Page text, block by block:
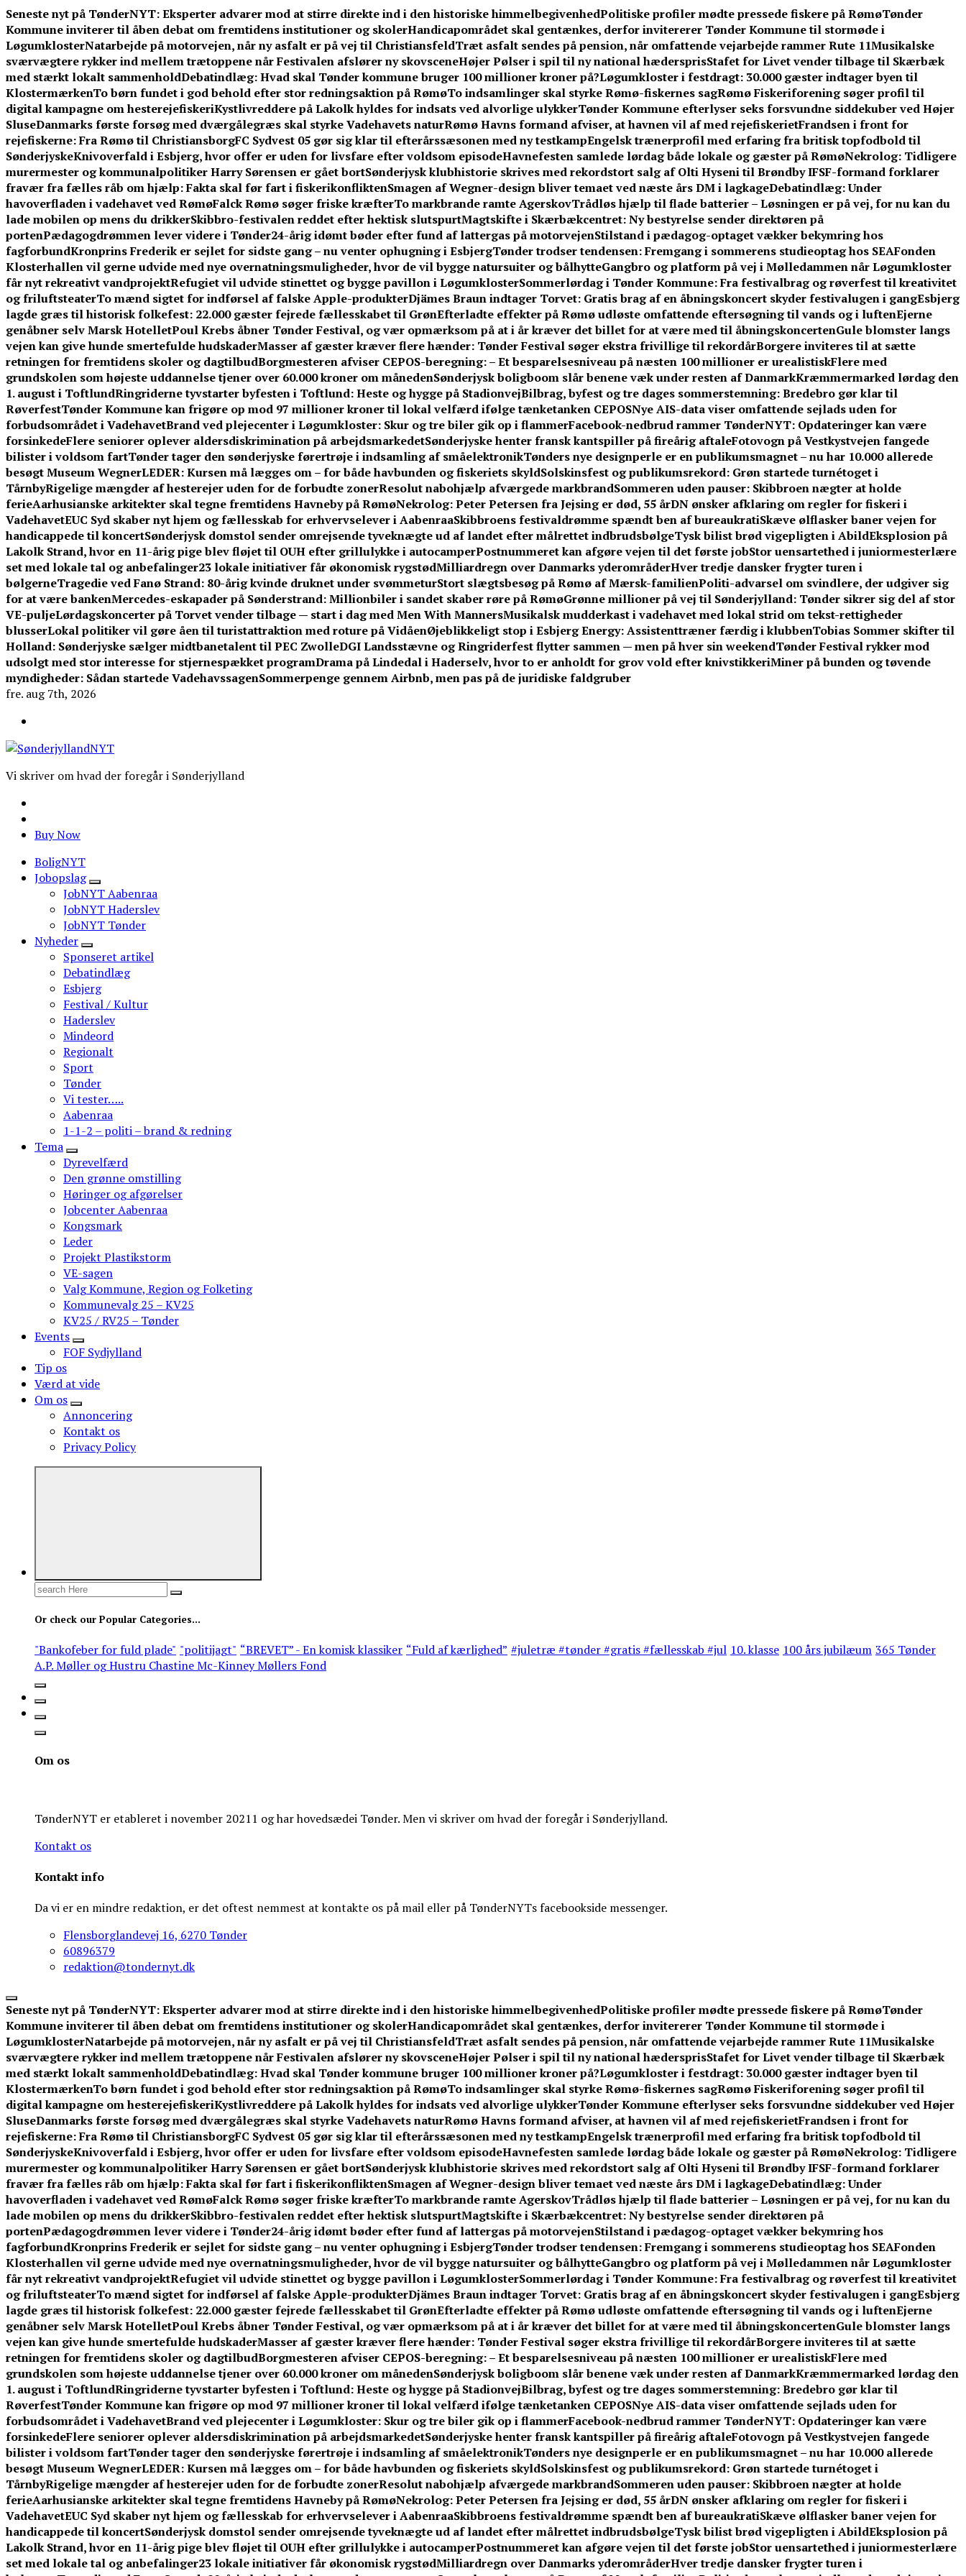
Skip
to
content
Seneste nyt på TønderNYT:Eksperter advarer mod at stirre direkte ind i den historiske himmelbegivenhedPolitiske profiler mødte pressede fiskere på RømøTønder
Kommune inviterer til åben debat om fremtidens institutioner og skolerHandicapområdet skal gentænkes, derfor invitererer Tønder Kommune til stormøde i
LøgumklosterNatarbejde på motorvejen, når ny asfalt er på vej til ChristiansfeldTræt asfalt sendes på pension, når omfattende vejarbejde rammer Rute 11Musikalske
sværvægtere rykker ind mellem trætoppene når Festivalen afslører ny skovsceneHøjer Pølser i spil til ny national hædersprisStafet for Livet vender tilbage til Skærbæk
med stærkt lokalt sammenholdDebatindlæg: Hvad skal Tønder kommune bruger 100 millioner kroner på?Løgumkloster i festdragt: 30.000 gæster indtager byen til
KlostermærkenTo børn fundet i god behold efter stor redningsaktion på RømøTo indsamlinger skal styrke Rømø-fiskernes sagRømø Fiskeriforening søger profil til
digital kampagne om hesterejefiskeriKystlivreddere på Lakolk hyldes for indsats ved alvorlige ulykkerTønder Kommune efterlyser seks forsvundne siddekuber ved Højer
SluseDanmarks første forsøg med dværgålegræs skal styrke Vadehavets naturRømø Havns formand afviser, at havnen vil af med rejefiskerietFrandsen i front for
rejefiskerne: Fra Rømø til ChristiansborgFC Sydvest 05 gør sig klar til efterårssæsonen med ny testkampEngelsk trænerprofil med erfaring fra britisk topfodbold til
SønderjyskeKnivoverfald i Esbjerg, hvor offer er uden for livsfare efter voldsom episodeHavnefesten samlede lørdag både lokale og gæster på RømøNekrolog: Tidligere
murermester og kommunalpolitiker Harry Sørensen er gået bortSønderjysk klubhistorie skrives med rekordstort salg af Olti Hyseni til Brøndby IFSF-formand forklarer
fravær fra fælles råb om hjælp: Fakta skal før fart i fiskerikonfliktenSmagen af Wegner-design bliver temaet ved næste års DM i lagkageDebatindlæg: Under
havoverfladen i vadehavet ved RømøFalck Rømø søger friske kræfterTo markbrande ramte AgerskovTrådløs hjælp til flade batterier – Løsningen er på vej, for nu kan du
lade mobilen op mens du drikkerSkibbro-festivalen reddet efter hektisk slutspurtMagtskifte i Skærbækcentret: Ny bestyrelse sender direktøren på
portenPædagogdrømmen lever videre i Tønder24-årig idømt bøder efter fund af lattergas på motorvejenStilstand i pædagog-optaget vækker bekymring hos
fagforbundKronprins Frederik er sejlet for sidste gang – nu venter ophugning i EsbjergTønder trodser tendensen: Fremgang i sommerens studieoptag hos SEAFonden
Klosterhallen vil gerne udvide med nye overnatningsmuligheder, hvor de vil bygge natursuiter og bålhytteGangbro og platform på vej i Mølledammen når Løgumkloster
får nyt rekreativt vandprojektRefugiet vil udvide stinettet og bygge pavillon i LøgumklosterSommerlørdag i Tønder Kommune: Fra festivalbrag og røverfest til kreativitet
og friluftsteaterTo mænd sigtet for indførsel af falske Apple-produkterDjämes Braun indtager Torvet: Gratis brag af en åbningskoncert skyder festivalugen i gangEsbjerg
lagde græs til historisk folkefest: 22.000 gæster fejrede fællesskabet til GrønEfterladte effekter på Rømø udløste omfattende eftersøgning til vands og i luftenEjerne
genåbner selv Marsk HotelletPoul Krebs åbner Tønder Festival, og vær opmærksom på at i år kræver det billet for at være med til åbningskoncertenGule blomster langs
vejen kan give hunde smertefulde hudskaderMasser af gæster kræver flere hænder: Tønder Festival søger ekstra frivillige til rekordårBorgere inviteres til at sætte
retningen for fremtidens skoler og dagtilbudBorgmesteren afviser CEPOS-beregning: – Et besparelsesniveau på næsten 100 millioner er urealistiskFlere med
grundskolen som højeste uddannelse tjener over 60.000 kroner om månedenSønderjysk boligboom slår benene væk under resten af DanmarkKræmmermarked lørdag den
1. august i ToftlundRingriderne tyvstarter byfesten i Toftlund: Heste og hygge på StadionvejBilbrag, byfest og tre dages sommerstemning: Bredebro gør klar til
RøverfestTønder Kommune kan frigøre op mod 97 millioner kroner til lokal velfærd ifølge tænketanken CEPOSNye AIS-data viser omfattende sejlads uden for
forbudsområdet i VadehavetBrand ved plejecenter i Løgumkloster: Skur og tre biler gik op i flammerFacebook-nedbrud rammer TønderNYT: Opdateringer kan være
forsinkedeFlere seniorer oplever aldersdiskrimination på arbejdsmarkedetSønderjyske henter fransk kantspiller på fireårig aftaleFotovogn på Vestkystvejen fangede
bilister i voldsom fartTønder tager den sønderjyske førertrøje i indsamling af småelektronikTønders nye designperle er en publikumsmagnet – nu har 10.000 allerede
besøgt Museum WegnerLEDER: Kursen må lægges om – for både havbunden og fiskeriets skyldSolskinsfest og publikumsrekord: Grøn startede turnétoget i
TårnbyRigelige mængder af hesterejer uden for de forbudte zonerResolut nabohjælp afværgede markbrandSommeren uden pauser: Skibbroen nægter at holde
ferieAarhusianske arkitekter skal tegne fremtidens Havneby på RømøNekrolog: Peter Petersen fra Jejsing er død, 55 årDN ønsker afklaring om regler for fiskeri i
VadehavetEUC Syd skaber nyt hjem og fællesskab for erhvervselever i AabenraaSkibbroens festivaldrømme spændt ben af bureaukratiSkæve ølflasker baner vejen for
handicappede til koncertSønderjysk domstol sender omrejsende tyveknægte ud af landet efter målrettet indbrudsbølgeTysk bilist brød vigepligten i AbildEksplosion på
Lakolk Strand, hvor en 11-årig pige blev fløjet til OUH efter grillulykke i autocamperPostnummeret kan afgøre vejen til det første jobStor uensartethed i juniormesterlære
set med lokale tal og anbefalinger23 lokale initiativer får økonomisk rygstødMilliardregn over Danmarks yderområderHver tredje dansker frygter turen i
bølgerneTragedie ved Fanø Strand: 80-årig kvinde druknet under svømmeturStort slægtsbesøg på Rømø af Mærsk-familienPoliti-advarsel om svindlere, der udgiver sig
for at være bankenMercedes-eskapader på Sønderstrand: Millionbiler i sandet skaber røre på RømøGrønne millioner på vej til Sønderjylland: Tønder sikrer sig del af stor
VE-puljeLørdagskoncerter på Torvet vender tilbage — start i dag med Men With MannersMusikalsk mudderkast i vadehavet med lokal strid om tekst-rettigheder
blusserLokal politiker vil gøre åen til turistattraktion med roture på VidåenØjeblikkeligt stop i Esbjerg Energy: Assistenttræner færdig i klubbenTobias Sommer skifter til
Holland: Sønderjyske sælger midtbanetalent til PEC ZwolleDGI Landsstævne og Ringriderfest flytter sammen — men på hver sin weekendTønder Festival rykker mod
udsolgt med stor interesse for stjernespækket programDrama på Lindedal i Haderselv, hvor to er anholdt for grov vold efter knivstikkeriMiner på bunden og tøvende
myndigheder: Sådan startede VadehavssagenSommerpenge gennem Airbnb, men pas på de juridiske faldgruber
fre. aug 7th, 2026
Vi skriver om hvad der foregår i Sønderjylland
Buy Now
BoligNYT
Jobopslag
JobNYT Aabenraa
JobNYT Haderslev
JobNYT Tønder
Nyheder
Sponseret artikel
Debatindlæg
Esbjerg
Festival / Kultur
Haderslev
Mindeord
Regionalt
Sport
Tønder
Vi tester…..
Aabenraa
1-1-2 – politi – brand & redning
Tema
Dyrevelfærd
Den grønne omstilling
Høringer og afgørelser
Jobcenter Aabenraa
Kongsmark
Leder
Projekt Plastikstorm
VE-sagen
Valg Kommune, Region og Folketing
Kommunevalg 25 – KV25
KV25 / RV25 – Tønder
Events
FOF Sydjylland
Tip os
Værd at vide
Om os
Annoncering
Kontakt os
Privacy Policy
Search
Or check our Popular Categories...
"Bankofeber for fuld plade" "politijagt" “BREVET” - En komisk klassiker “Fuld af kærlighed” #juletræ #tønder #gratis #fællesskab #jul 10. klasse 100 års jubilæum 365 Tønder
A.P. Møller og Hustru Chastine Mc-Kinney Møllers Fond
Om os
TønderNYT er etableret i november 20211 og har hovedsædei Tønder. Men vi skriver om hvad der foregår i Sønderjylland.
Kontakt os
Kontakt info
Da vi er en mindre redaktion, er det oftest nemmest at kontakte os på mail eller på TønderNYTs facebookside messenger.
Flensborglandevej 16, 6270 Tønder
60896379
redaktion@tondernyt.dk
Seneste nyt på TønderNYT:Eksperter advarer mod at stirre direkte ind i den historiske himmelbegivenhedPolitiske profiler mødte pressede fiskere på RømøTønder
Kommune inviterer til åben debat om fremtidens institutioner og skolerHandicapområdet skal gentænkes, derfor invitererer Tønder Kommune til stormøde i
LøgumklosterNatarbejde på motorvejen, når ny asfalt er på vej til ChristiansfeldTræt asfalt sendes på pension, når omfattende vejarbejde rammer Rute 11Musikalske
sværvægtere rykker ind mellem trætoppene når Festivalen afslører ny skovsceneHøjer Pølser i spil til ny national hædersprisStafet for Livet vender tilbage til Skærbæk
med stærkt lokalt sammenholdDebatindlæg: Hvad skal Tønder kommune bruger 100 millioner kroner på?Løgumkloster i festdragt: 30.000 gæster indtager byen til
KlostermærkenTo børn fundet i god behold efter stor redningsaktion på RømøTo indsamlinger skal styrke Rømø-fiskernes sagRømø Fiskeriforening søger profil til
digital kampagne om hesterejefiskeriKystlivreddere på Lakolk hyldes for indsats ved alvorlige ulykkerTønder Kommune efterlyser seks forsvundne siddekuber ved Højer
SluseDanmarks første forsøg med dværgålegræs skal styrke Vadehavets naturRømø Havns formand afviser, at havnen vil af med rejefiskerietFrandsen i front for
rejefiskerne: Fra Rømø til ChristiansborgFC Sydvest 05 gør sig klar til efterårssæsonen med ny testkampEngelsk trænerprofil med erfaring fra britisk topfodbold til
SønderjyskeKnivoverfald i Esbjerg, hvor offer er uden for livsfare efter voldsom episodeHavnefesten samlede lørdag både lokale og gæster på RømøNekrolog: Tidligere
murermester og kommunalpolitiker Harry Sørensen er gået bortSønderjysk klubhistorie skrives med rekordstort salg af Olti Hyseni til Brøndby IFSF-formand forklarer
fravær fra fælles råb om hjælp: Fakta skal før fart i fiskerikonfliktenSmagen af Wegner-design bliver temaet ved næste års DM i lagkageDebatindlæg: Under
havoverfladen i vadehavet ved RømøFalck Rømø søger friske kræfterTo markbrande ramte AgerskovTrådløs hjælp til flade batterier – Løsningen er på vej, for nu kan du
lade mobilen op mens du drikkerSkibbro-festivalen reddet efter hektisk slutspurtMagtskifte i Skærbækcentret: Ny bestyrelse sender direktøren på
portenPædagogdrømmen lever videre i Tønder24-årig idømt bøder efter fund af lattergas på motorvejenStilstand i pædagog-optaget vækker bekymring hos
fagforbundKronprins Frederik er sejlet for sidste gang – nu venter ophugning i EsbjergTønder trodser tendensen: Fremgang i sommerens studieoptag hos SEAFonden
Klosterhallen vil gerne udvide med nye overnatningsmuligheder, hvor de vil bygge natursuiter og bålhytteGangbro og platform på vej i Mølledammen når Løgumkloster
får nyt rekreativt vandprojektRefugiet vil udvide stinettet og bygge pavillon i LøgumklosterSommerlørdag i Tønder Kommune: Fra festivalbrag og røverfest til kreativitet
og friluftsteaterTo mænd sigtet for indførsel af falske Apple-produkterDjämes Braun indtager Torvet: Gratis brag af en åbningskoncert skyder festivalugen i gangEsbjerg
lagde græs til historisk folkefest: 22.000 gæster fejrede fællesskabet til GrønEfterladte effekter på Rømø udløste omfattende eftersøgning til vands og i luftenEjerne
genåbner selv Marsk HotelletPoul Krebs åbner Tønder Festival, og vær opmærksom på at i år kræver det billet for at være med til åbningskoncertenGule blomster langs
vejen kan give hunde smertefulde hudskaderMasser af gæster kræver flere hænder: Tønder Festival søger ekstra frivillige til rekordårBorgere inviteres til at sætte
retningen for fremtidens skoler og dagtilbudBorgmesteren afviser CEPOS-beregning: – Et besparelsesniveau på næsten 100 millioner er urealistiskFlere med
grundskolen som højeste uddannelse tjener over 60.000 kroner om månedenSønderjysk boligboom slår benene væk under resten af DanmarkKræmmermarked lørdag den
1. august i ToftlundRingriderne tyvstarter byfesten i Toftlund: Heste og hygge på StadionvejBilbrag, byfest og tre dages sommerstemning: Bredebro gør klar til
RøverfestTønder Kommune kan frigøre op mod 97 millioner kroner til lokal velfærd ifølge tænketanken CEPOSNye AIS-data viser omfattende sejlads uden for
forbudsområdet i VadehavetBrand ved plejecenter i Løgumkloster: Skur og tre biler gik op i flammerFacebook-nedbrud rammer TønderNYT: Opdateringer kan være
forsinkedeFlere seniorer oplever aldersdiskrimination på arbejdsmarkedetSønderjyske henter fransk kantspiller på fireårig aftaleFotovogn på Vestkystvejen fangede
bilister i voldsom fartTønder tager den sønderjyske førertrøje i indsamling af småelektronikTønders nye designperle er en publikumsmagnet – nu har 10.000 allerede
besøgt Museum WegnerLEDER: Kursen må lægges om – for både havbunden og fiskeriets skyldSolskinsfest og publikumsrekord: Grøn startede turnétoget i
TårnbyRigelige mængder af hesterejer uden for de forbudte zonerResolut nabohjælp afværgede markbrandSommeren uden pauser: Skibbroen nægter at holde
ferieAarhusianske arkitekter skal tegne fremtidens Havneby på RømøNekrolog: Peter Petersen fra Jejsing er død, 55 årDN ønsker afklaring om regler for fiskeri i
VadehavetEUC Syd skaber nyt hjem og fællesskab for erhvervselever i AabenraaSkibbroens festivaldrømme spændt ben af bureaukratiSkæve ølflasker baner vejen for
handicappede til koncertSønderjysk domstol sender omrejsende tyveknægte ud af landet efter målrettet indbrudsbølgeTysk bilist brød vigepligten i AbildEksplosion på
Lakolk Strand, hvor en 11-årig pige blev fløjet til OUH efter grillulykke i autocamperPostnummeret kan afgøre vejen til det første jobStor uensartethed i juniormesterlære
set med lokale tal og anbefalinger23 lokale initiativer får økonomisk rygstødMilliardregn over Danmarks yderområderHver tredje dansker frygter turen i